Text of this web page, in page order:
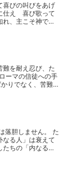
喜びの叫びをあげ
仕え 喜び歌って
、主こそ神であ
う...
難を耐え忍び、た
ーマの信徒への手
りでなく、苦難を
落胆しません。 た
なる人」は衰えて
たちの「内なる
...